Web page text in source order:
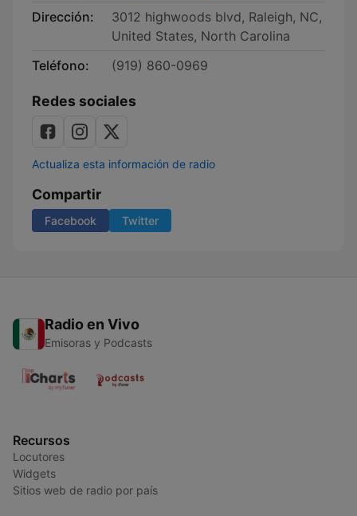
Dirección:
3012 highwoods blvd, Raleigh, NC,
United States, North Carolina
Teléfono:
(919) 860-0969
Redes sociales
Actualiza esta información de radio
Compartir
Facebook Twitter
Radio en Vivo
Emisoras y Podcasts
Recursos
Locutores
Widgets
Sitios web de radio por país